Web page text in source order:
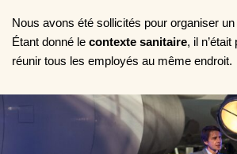
Nous avons été sollicités pour organiser un
Étant donné le contexte sanitaire, il
réunir tous les employés au même endroit.